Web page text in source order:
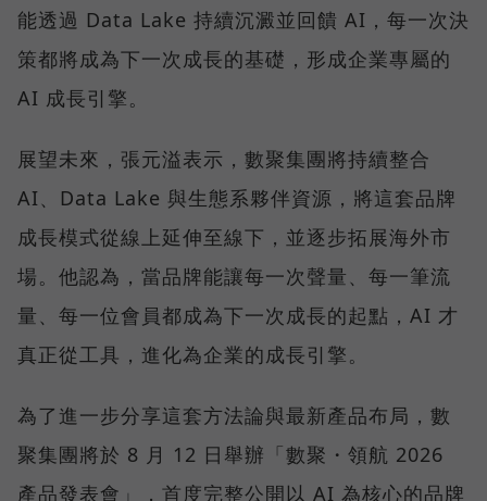
能透過 Data Lake 持續沉澱並回饋 AI，每一次決
策都將成為下一次成長的基礎，形成企業專屬的
AI 成長引擎。
展望未來，張元溢表示，數聚集團將持續整合
AI、Data Lake 與生態系夥伴資源，將這套品牌
成長模式從線上延伸至線下，並逐步拓展海外市
場。他認為，當品牌能讓每一次聲量、每一筆流
量、每一位會員都成為下一次成長的起點，AI 才
真正從工具，進化為企業的成長引擎。
為了進一步分享這套方法論與最新產品布局，數
聚集團將於 8 月 12 日舉辦「數聚・領航 2026
產品發表會」，首度完整公開以 AI 為核心的品牌